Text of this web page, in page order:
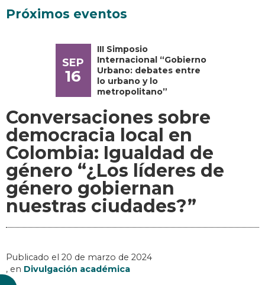
Próximos eventos
SEP
16
III Simposio
Internacional “Gobierno
Urbano: debates entre
lo urbano y lo
metropolitano”
Conversaciones sobre
democracia local en
Colombia: Igualdad de
género “¿Los líderes de
género gobiernan
nuestras ciudades?”
Publicado el 20 de marzo de 2024
, en Divulgación académica